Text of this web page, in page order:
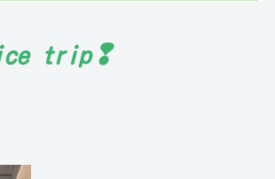
trip❢